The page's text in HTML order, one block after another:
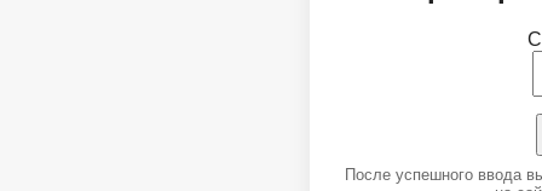
После успешного ввода